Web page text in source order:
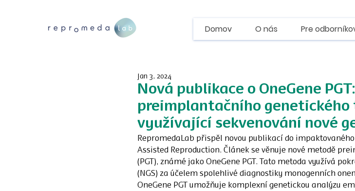
Domov O nás Pre
Nová publikace o OneGene
preimplantačního genetického
využívající sekvenování nové
Jan 3, 2024
RepromedaLab přispěl novou publikací do
Assisted Reproduction. Článek se věnuje nové metodě
(PGT), známé jako OneGene PGT. Tato metoda využívá
(NGS) za účelem spolehlivé diagnostiky monogenních
OneGene PGT umožňuje komplexní genetickou analýzu